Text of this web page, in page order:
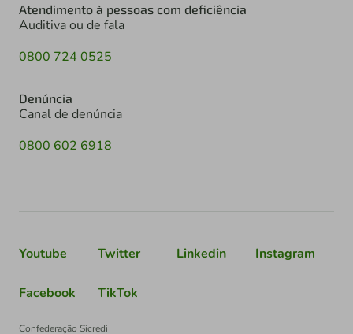
Atendimento à pessoas com deficiência
Auditiva ou de fala
0800 724 0525
Denúncia
Canal de denúncia
0800 602 6918
Youtube Twitter Linkedin Instagram
Facebook TikTok
Confederação Sicredi